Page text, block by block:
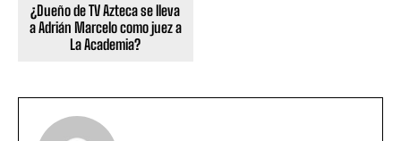
¿Dueño de TV Azteca se lleva
a Adrián Marcelo como juez a
La Academia?